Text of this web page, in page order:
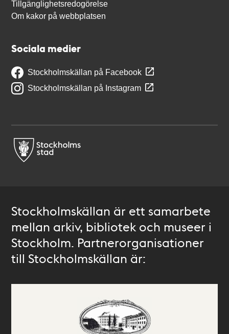
Tillgänglighetsredogörelse
Om kakor på webbplatsen
Sociala medier
Stockholmskällan på Facebook
Stockholmskällan på Instagram
Stockholmskällan är ett samarbete
mellan arkiv, bibliotek och museer i
Stockholm. Partnerorganisationer
till Stockholmskällan är: